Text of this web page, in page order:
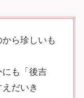
ら珍しいも
にも「後吉
だいき